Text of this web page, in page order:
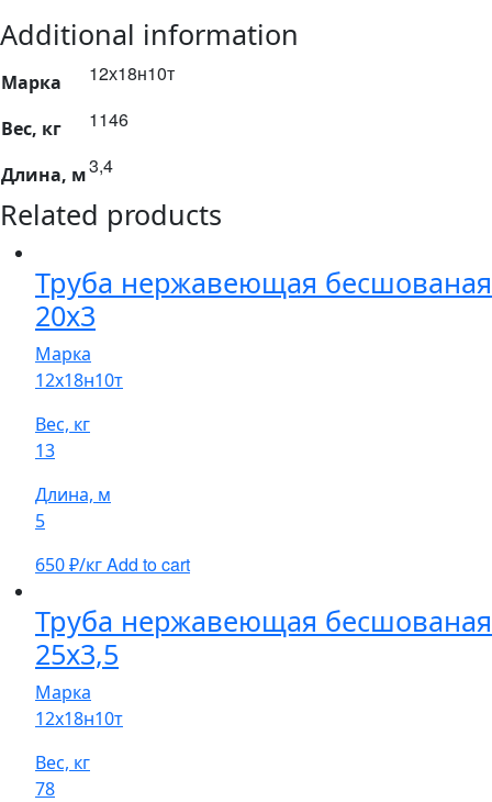
Additional information
Марка 12х18н10т
Вес, кг 1146
Длина, м3,4
Related products
Труба нержавеющая бесшованая
20х3
Марка
12х18н10т
Вес, кг
13
Длина, м
5
650₽/кгAdd to cart
Труба нержавеющая бесшованая
25х3,5
Марка
12х18н10т
Вес, кг
78